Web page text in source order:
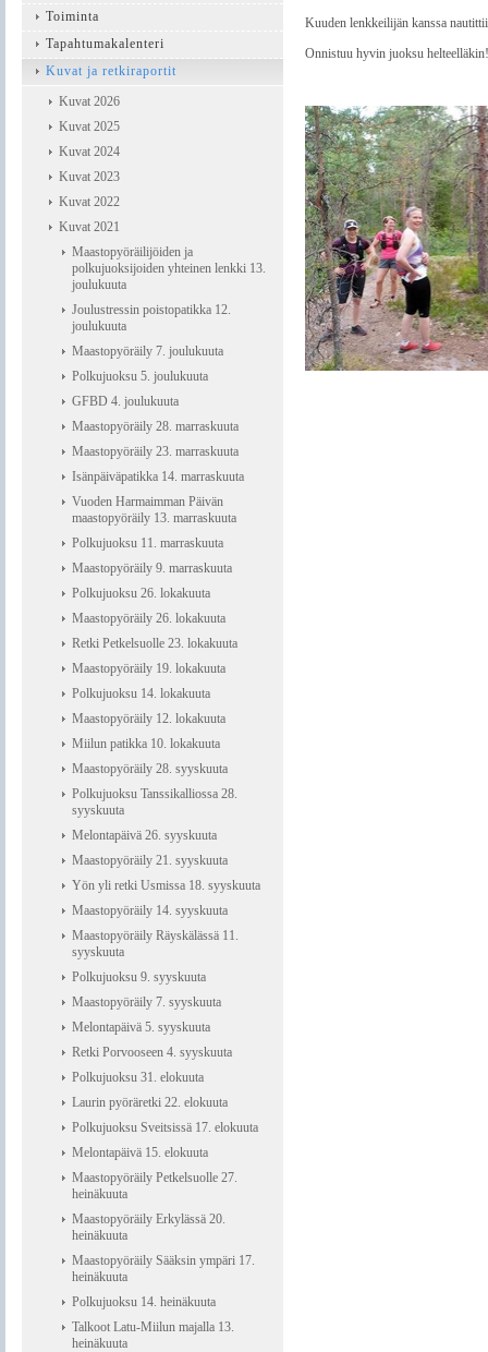
Kuuden lenkkeilijän kanssa
Onnistuu hyvin juoksu helteelläkin!
Toiminta
Tapahtumakalenteri
Kuvat ja retkiraportit
Kuvat 2026
Kuvat 2025
Kuvat 2024
Kuvat 2023
Kuvat 2022
Kuvat 2021
Maastopyöräilijöiden ja
polkujuoksijoiden yhteinen lenkki 13.
joulukuuta
Joulustressin poistopatikka 12.
joulukuuta
Maastopyöräily 7. joulukuuta
Polkujuoksu 5. joulukuuta
GFBD 4. joulukuuta
Maastopyöräily 28. marraskuuta
Maastopyöräily 23. marraskuuta
Isänpäiväpatikka 14. marraskuuta
Vuoden Harmaimman Päivän
maastopyöräily 13. marraskuuta
Polkujuoksu 11. marraskuuta
Maastopyöräily 9. marraskuuta
Polkujuoksu 26. lokakuuta
Maastopyöräily 26. lokakuuta
Retki Petkelsuolle 23. lokakuuta
Maastopyöräily 19. lokakuuta
Polkujuoksu 14. lokakuuta
Maastopyöräily 12. lokakuuta
Miilun patikka 10. lokakuuta
Maastopyöräily 28. syyskuuta
Polkujuoksu Tanssikalliossa 28.
syyskuuta
Melontapäivä 26. syyskuuta
Maastopyöräily 21. syyskuuta
Yön yli retki Usmissa 18. syyskuuta
Maastopyöräily 14. syyskuuta
Maastopyöräily Räyskälässä 11.
syyskuuta
Polkujuoksu 9. syyskuuta
Maastopyöräily 7. syyskuuta
Melontapäivä 5. syyskuuta
Retki Porvooseen 4. syyskuuta
Polkujuoksu 31. elokuuta
Laurin pyöräretki 22. elokuuta
Polkujuoksu Sveitsissä 17. elokuuta
Melontapäivä 15. elokuuta
Maastopyöräily Petkelsuolle 27.
heinäkuuta
Maastopyöräily Erkylässä 20.
heinäkuuta
Maastopyöräily Sääksin ympäri 17.
heinäkuuta
Polkujuoksu 14. heinäkuuta
Talkoot Latu-Miilun majalla 13.
heinäkuuta